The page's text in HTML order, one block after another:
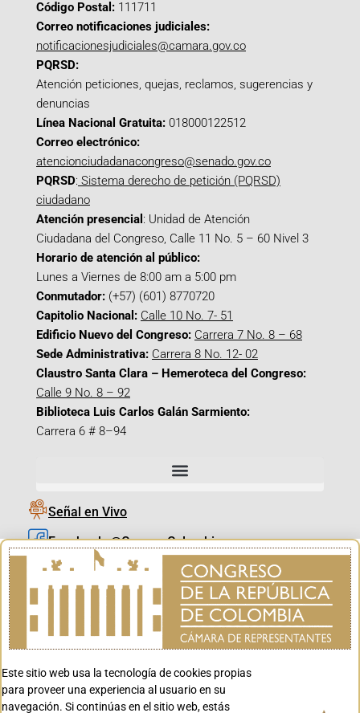
Código Postal: 111711
Correo notificaciones judiciales:
notificacionesjudiciales@camara.gov.co
PQRSD:
Atención peticiones, quejas, reclamos, sugerencias y
denuncias
Línea Nacional Gratuita: 018000122512
Correo electrónico:
atencionciudadanacongreso@senado.gov.co
PQRSD: Sistema derecho de petición (PQRSD)
ciudadano
Atención presencial : Unidad de Atención
Ciudadana del Congreso, Calle 11 No. 5 – 60 Nivel 3
Horario de atención al público:
Lunes a Viernes de 8:00 am a 5:00 pm
Conmutador: (+57) (601) 8770720
Capitolio Nacional: Calle 10 No. 7- 51
Edificio Nuevo del Congreso: Carrera 7 No. 8 – 68
Sede Administrativa: Carrera 8 No. 12- 02
Claustro Santa Clara – Hemeroteca del Congreso:
Calle 9 No. 8 – 92
Biblioteca Luis Carlos Galán Sarmiento:
Carrera 6 # 8–94
Señal en Vivo
Facebook_@CamaraColombia
Instagram_@CamaraColombia
X_@CamaraColombia
Youtube_@CamaraColombia
Youtube_@CanalCongreso
Este sitio web usa la tecnología de cookies propias
para proveer una experiencia al usuario en su
navegación. Si continúas en el sitio web, estás